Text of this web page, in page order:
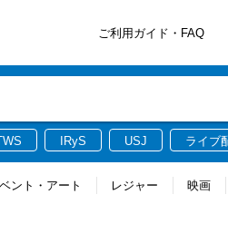
ご利用ガイド・FAQ
IRyS USJ ライブ
ント・アート レジャー 映画